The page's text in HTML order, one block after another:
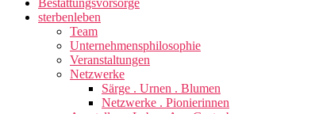
sterbenleben
Team
Unternehmensphilosophie
Veranstaltungen
Netzwerke
Särge . Urnen . Blumen
Netzwerke . Pionierinnen